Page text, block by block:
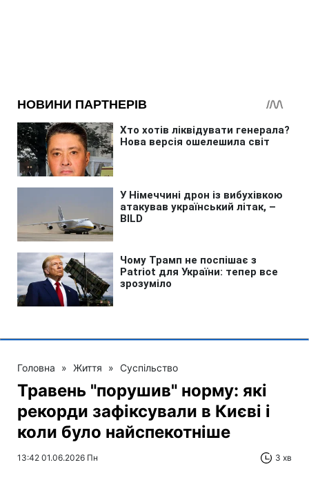
Головна » Життя » Суспільство
Травень "порушив" норму: які
рекорди зафіксували в Києві і
коли було найспекотніше
13:42 01.06.2026 Пн 3 хв